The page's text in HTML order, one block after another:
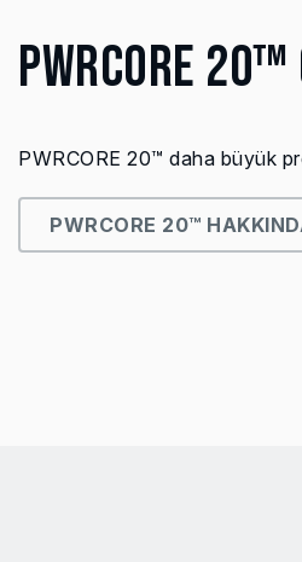
PWRCORE 20™
PWRCORE 20™ daha büyük
PWRCORE 20™